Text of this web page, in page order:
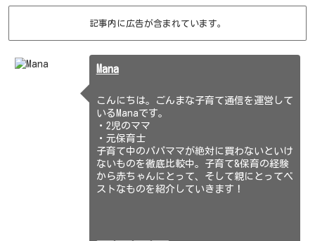
記事内に広告が含まれています。
Mana
こんにちは。ごんまな子育て通信を運営して
いるManaです。
・2児のママ
・元保育士
子育て中のパパママが絶対に買わないといけ
ないものを徹底比較中。子育て&保育の経験
から赤ちゃんにとって、そして親にとってベ
ストなものを紹介していきます！